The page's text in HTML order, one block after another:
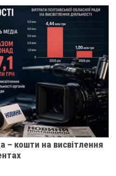
– кошти на висвітлення